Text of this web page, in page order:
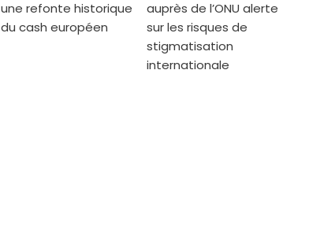
une refonte historique
du cash européen
auprès de l’ONU alerte
sur les risques de
stigmatisation
internationale